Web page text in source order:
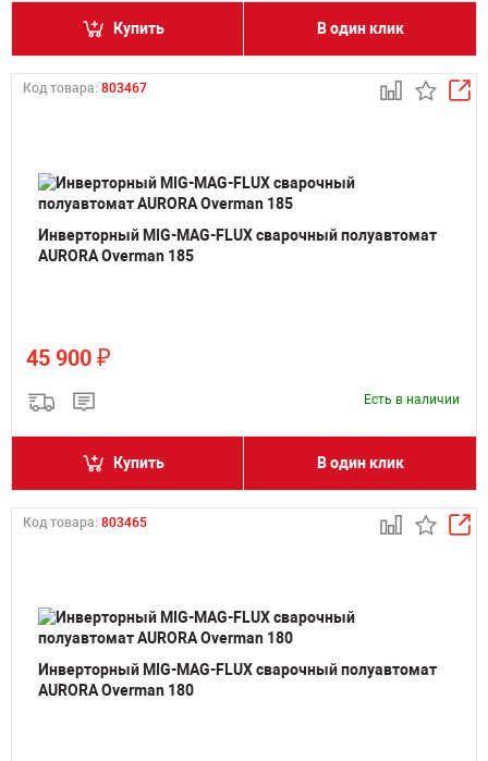
Купить В один клик
Код товара: 803467
Инверторный MIG-MAG-FLUX сварочный полуавтомат
AURORA Overman 185
45 900 ₽
Есть в наличии
Купить В один клик
Код товара: 803465
Инверторный MIG-MAG-FLUX сварочный полуавтомат
AURORA Overman 180